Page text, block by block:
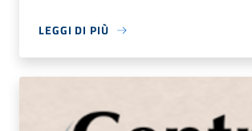
LEGGI DI PIÙ